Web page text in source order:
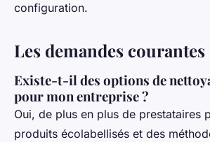
configuration.
Les demandes courantes
Existe-t-il des options de
pour mon entreprise ?
Oui, de plus en plus de prestataires
produits écolabellisés et des